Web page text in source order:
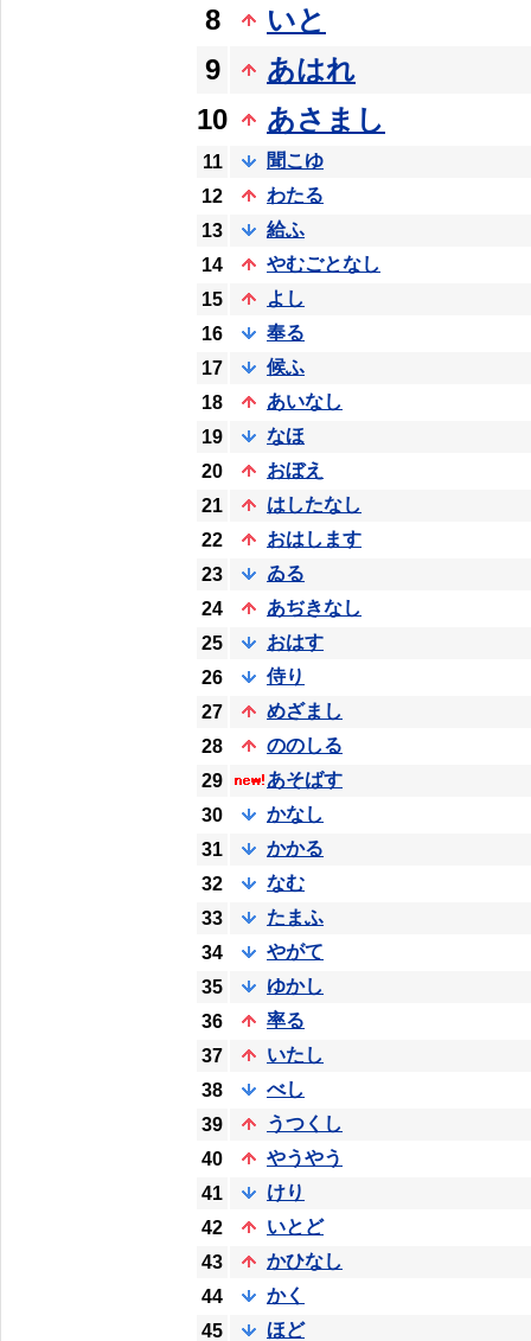
8
いと
9
あはれ
10
あさまし
11
聞こゆ
12
わたる
13
給ふ
14
やむごとなし
15
よし
16
奉る
17
候ふ
18
あいなし
19
なほ
20
おぼえ
21
はしたなし
22
おはします
23
ゐる
24
あぢきなし
25
おはす
26
侍り
27
めざまし
28
ののしる
29
あそばす
30
かなし
31
かかる
32
なむ
33
たまふ
34
やがて
35
ゆかし
36
率る
37
いたし
38
べし
39
うつくし
40
やうやう
41
けり
42
いとど
43
かひなし
44
かく
45
ほど